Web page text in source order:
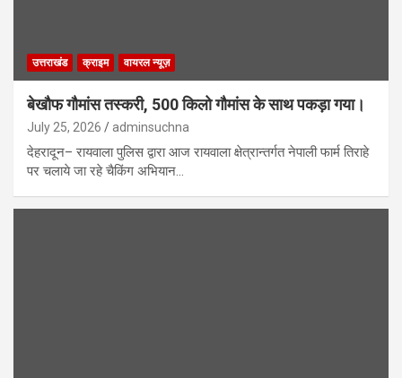
उत्तराखंड क्राइम वायरल न्यूज़
बेखौफ गौमांस तस्करी, 500 किलो गौमांस के साथ पकड़ा गया।
July 25, 2026 adminsuchna
देहरादून– रायवाला पुलिस द्वारा आज रायवाला क्षेत्रान्तर्गत नेपाली फार्म तिराहे
पर चलाये जा रहे चैकिंग अभियान…